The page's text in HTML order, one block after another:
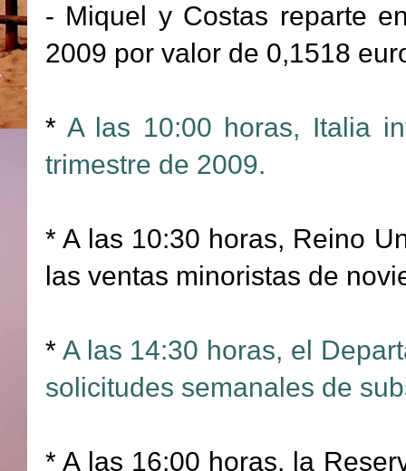
- Miquel y Costas reparte
2009 por valor de 0,1518
* A las 10:00 horas, Italia
trimestre de 2009.
* A las 10:30 horas, Reino
las ventas minoristas de
* A las 14:30 horas, el
solicitudes semanales de
* A las 16:00 horas, la